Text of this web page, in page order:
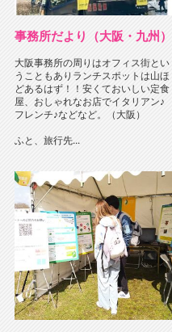
事務所だより（大阪・九州）
大阪事務所の周りはオフィス街とい
うこともありランチスポットは山ほ
どあるはず！！安くておいしい定食
屋、おしゃれなお店でイタリアン♪
フレンチ♪などなど。（大阪）
ふと、旅行先...